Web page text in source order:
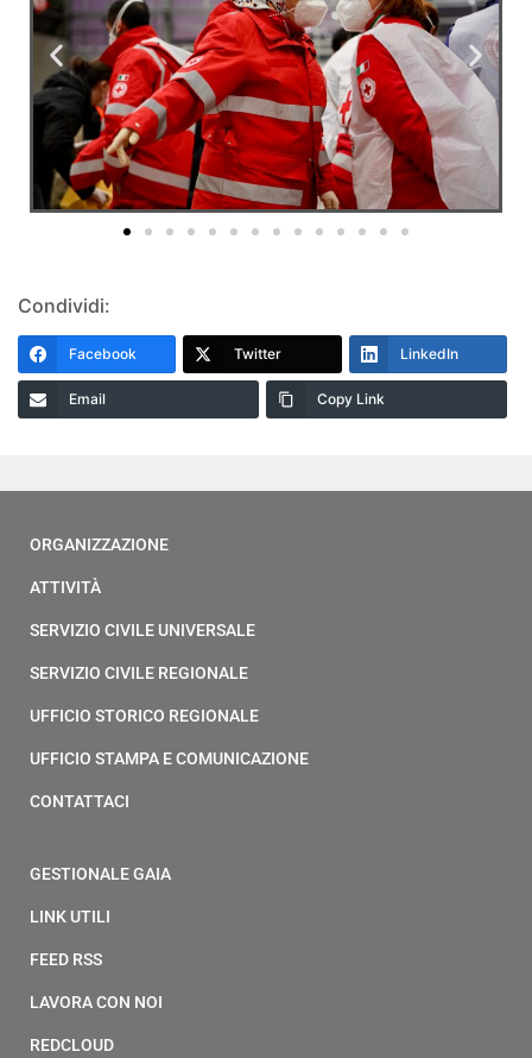
Condividi:
Facebook Twitter LinkedIn
Email Copy Link
ORGANIZZAZIONE
ATTIVITÀ
SERVIZIO CIVILE UNIVERSALE
SERVIZIO CIVILE REGIONALE
UFFICIO STORICO REGIONALE
UFFICIO STAMPA E COMUNICAZIONE
CONTATTACI
GESTIONALE GAIA
LINK UTILI
FEED RSS
LAVORA CON NOI
REDCLOUD